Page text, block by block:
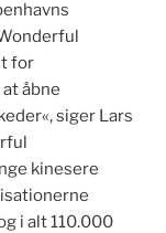
for
åbne
siger Lars
kinesere
i alt 110.000